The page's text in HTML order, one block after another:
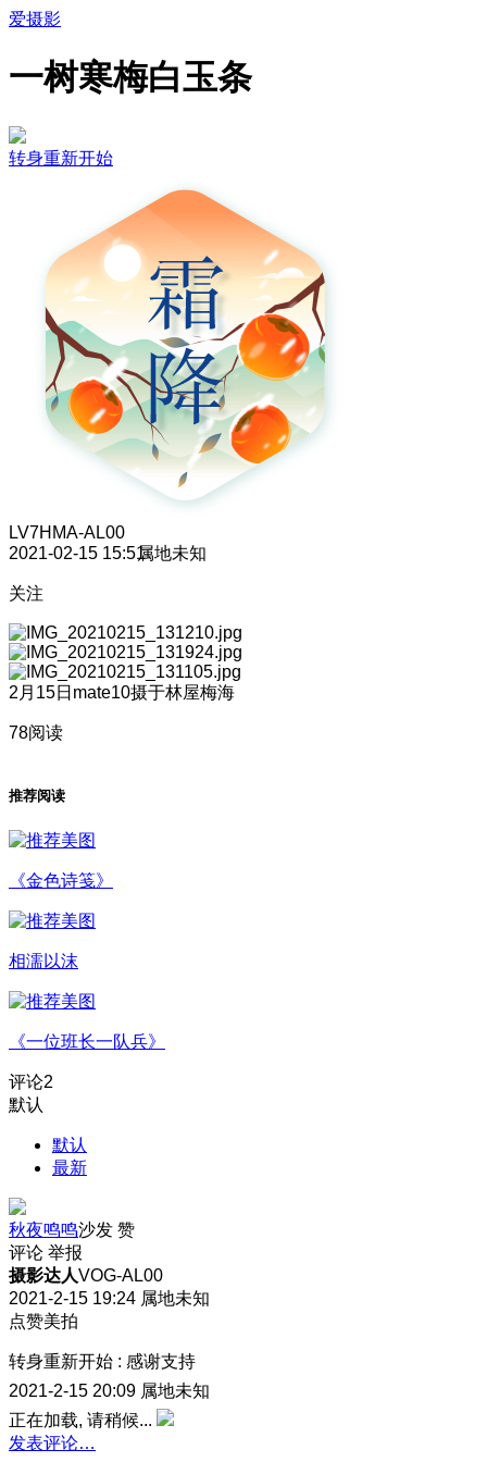
爱摄影
一树寒梅白玉条
转身重新开始
LV7HMA-AL00
2021-02-15 15:51属地未知
关注
2月15日mate10摄于林屋梅海
78阅读
推荐阅读
《金色诗笺》
相濡以沫
《一位班长一队兵》
评论2
默认
默认
最新
秋夜鸣鸣沙发 赞
评论 举报
摄影达人VOG-AL00
2021-2-15 19:24 属地未知
点赞美拍
转身重新开始 : 感谢支持
2021-2-15 20:09 属地未知
正在加载, 请稍候...
发表评论…